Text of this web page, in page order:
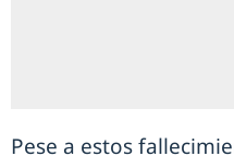
Pese a estos